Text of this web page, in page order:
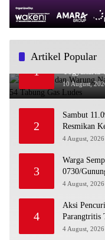
Artikel Popular
1
Kios LPG
Yogyakarta
10 August,
2
Sambut
Resmikan
4 August,
3
Warga
0730/
Bersih
4 August,
4
Aksi
Parangtritis
4 August,